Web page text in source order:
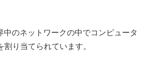
中のネットワークの中でコンピュータ
割り当てられています。